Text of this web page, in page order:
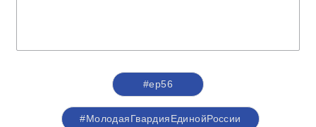
#ер56
#МолодаяГвардияЕдинойРоссии